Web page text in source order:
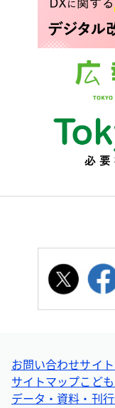
お問い合わせサイ
サイトマップこど
データ・資料・刊